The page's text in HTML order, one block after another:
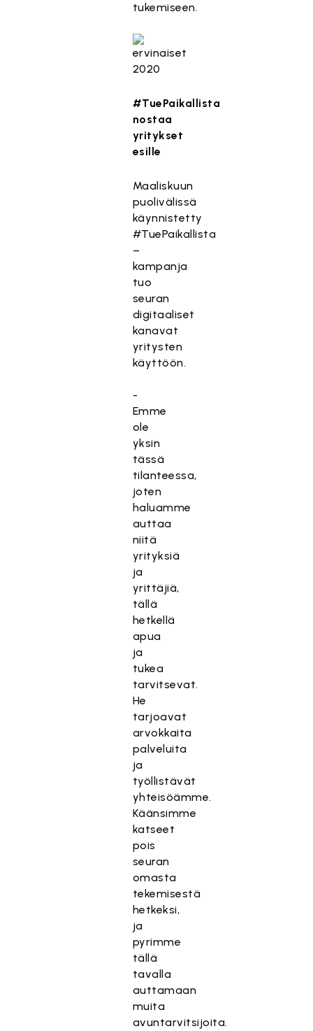
tukemiseen.
#TuePaikallista
nostaa
yritykset
esille
Maaliskuun
puolivälissä
käynnistetty
#TuePaikallista
–
kampanja
tuo
seuran
digitaaliset
kanavat
yritysten
käyttöön.
-
Emme
ole
yksin
tässä
tilanteessa,
joten
haluamme
auttaa
niitä
yrityksiä
ja
yrittäjiä,
tällä
hetkellä
apua
ja
tukea
tarvitsevat.
He
tarjoavat
arvokkaita
palveluita
ja
työllistävät
yhteisöämme.
Käänsimme
katseet
pois
seuran
omasta
tekemisestä
hetkeksi,
ja
pyrimme
tällä
tavalla
auttamaan
muita
avuntarvitsijoita.